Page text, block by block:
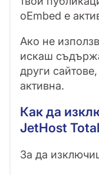
oEmbed е
Ако не
искаш
други
активна.
Как да
JetHost
За да